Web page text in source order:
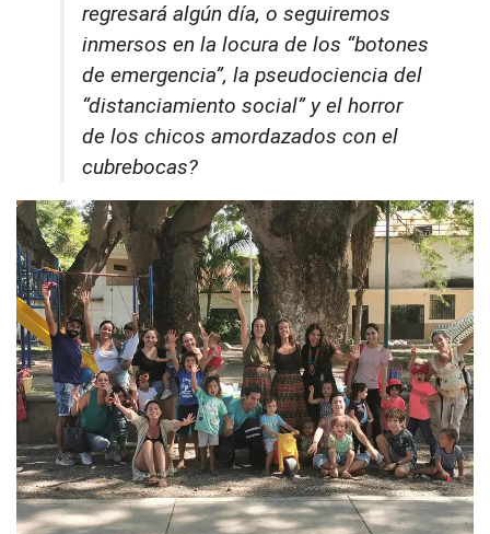
regresará algún día, o seguiremos
inmersos en la locura de los “botones
de emergencia”, la pseudociencia del
“distanciamiento social” y el horror
de los chicos amordazados con el
cubrebocas?